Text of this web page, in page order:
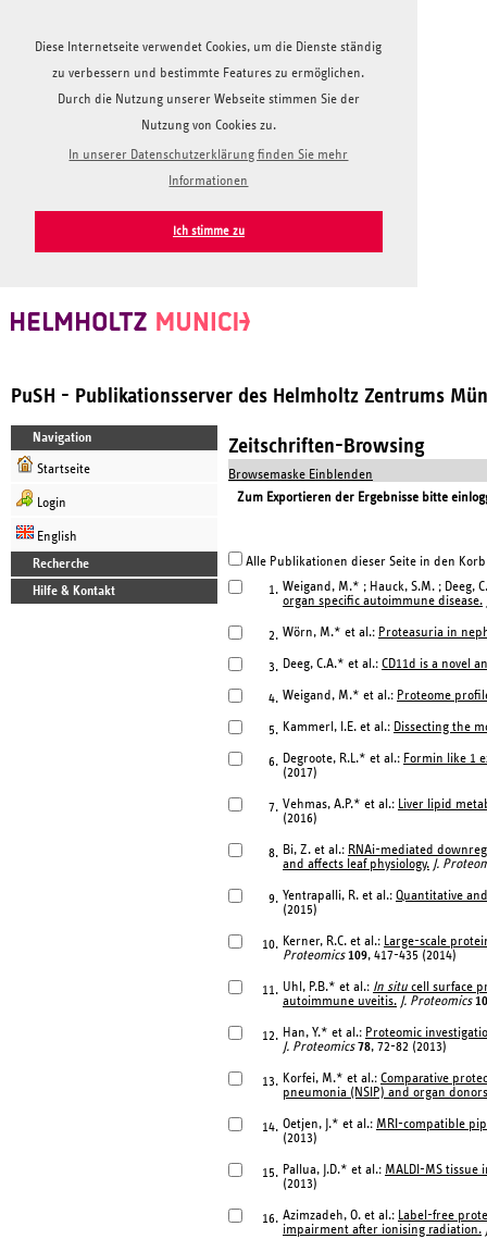
Diese Internetseite verwendet Cookies, um die Dienste ständig
zu verbessern und bestimmte Features zu ermöglichen.
Durch die Nutzung unserer Webseite stimmen Sie der
Nutzung von Cookies zu.
In unserer Datenschutzerklärung finden Sie mehr
Informationen
Ich stimme zu
PuSH - Publikationsserver des Helmholtz Zentrums
Navigation
Startseite
Login
English
Recherche
Hilfe & Kontakt
Zeitschriften-Browsing
Browsemaske Einblenden
Zum Exportieren der Ergebnisse bitte
Alle Publikationen dieser Seite in den
1. Weigand, M.* ; Hauck, S.M. ; Deeg,
organ specific autoimmune disease.
2. Wörn, M.* et al.: Proteasuria in
3. Deeg, C.A.* et al.: CD11d is a novel
4. Weigand, M.* et al.: Proteome
5. Kammerl, I.E. et al.: Dissecting the
6. Degroote, R.L.* et al.: Formin like 1
(2017)
7. Vehmas, A.P.* et al.: Liver lipid
(2016)
8. Bi, Z. et al.: RNAi-mediated
and affects leaf physiology. J.
9. Yentrapalli, R. et al.: Quantitative
(2015)
10. Kerner, R.C. et al.: Large-scale
Proteomics 109, 417-435 (2014)
11. Uhl, P.B.* et al.: In situ cell surface
autoimmune uveitis. J. Proteomics
12. Han, Y.* et al.: Proteomic
J. Proteomics 78, 72-82 (2013)
13. Korfei, M.* et al.: Comparative
pneumonia (NSIP) and organ
14. Oetjen, J.* et al.: MRI-compatible
(2013)
15. Pallua, J.D.* et al.: MALDI-MS
(2013)
16. Azimzadeh, O. et al.: Label-free
impairment after ionising radiation.